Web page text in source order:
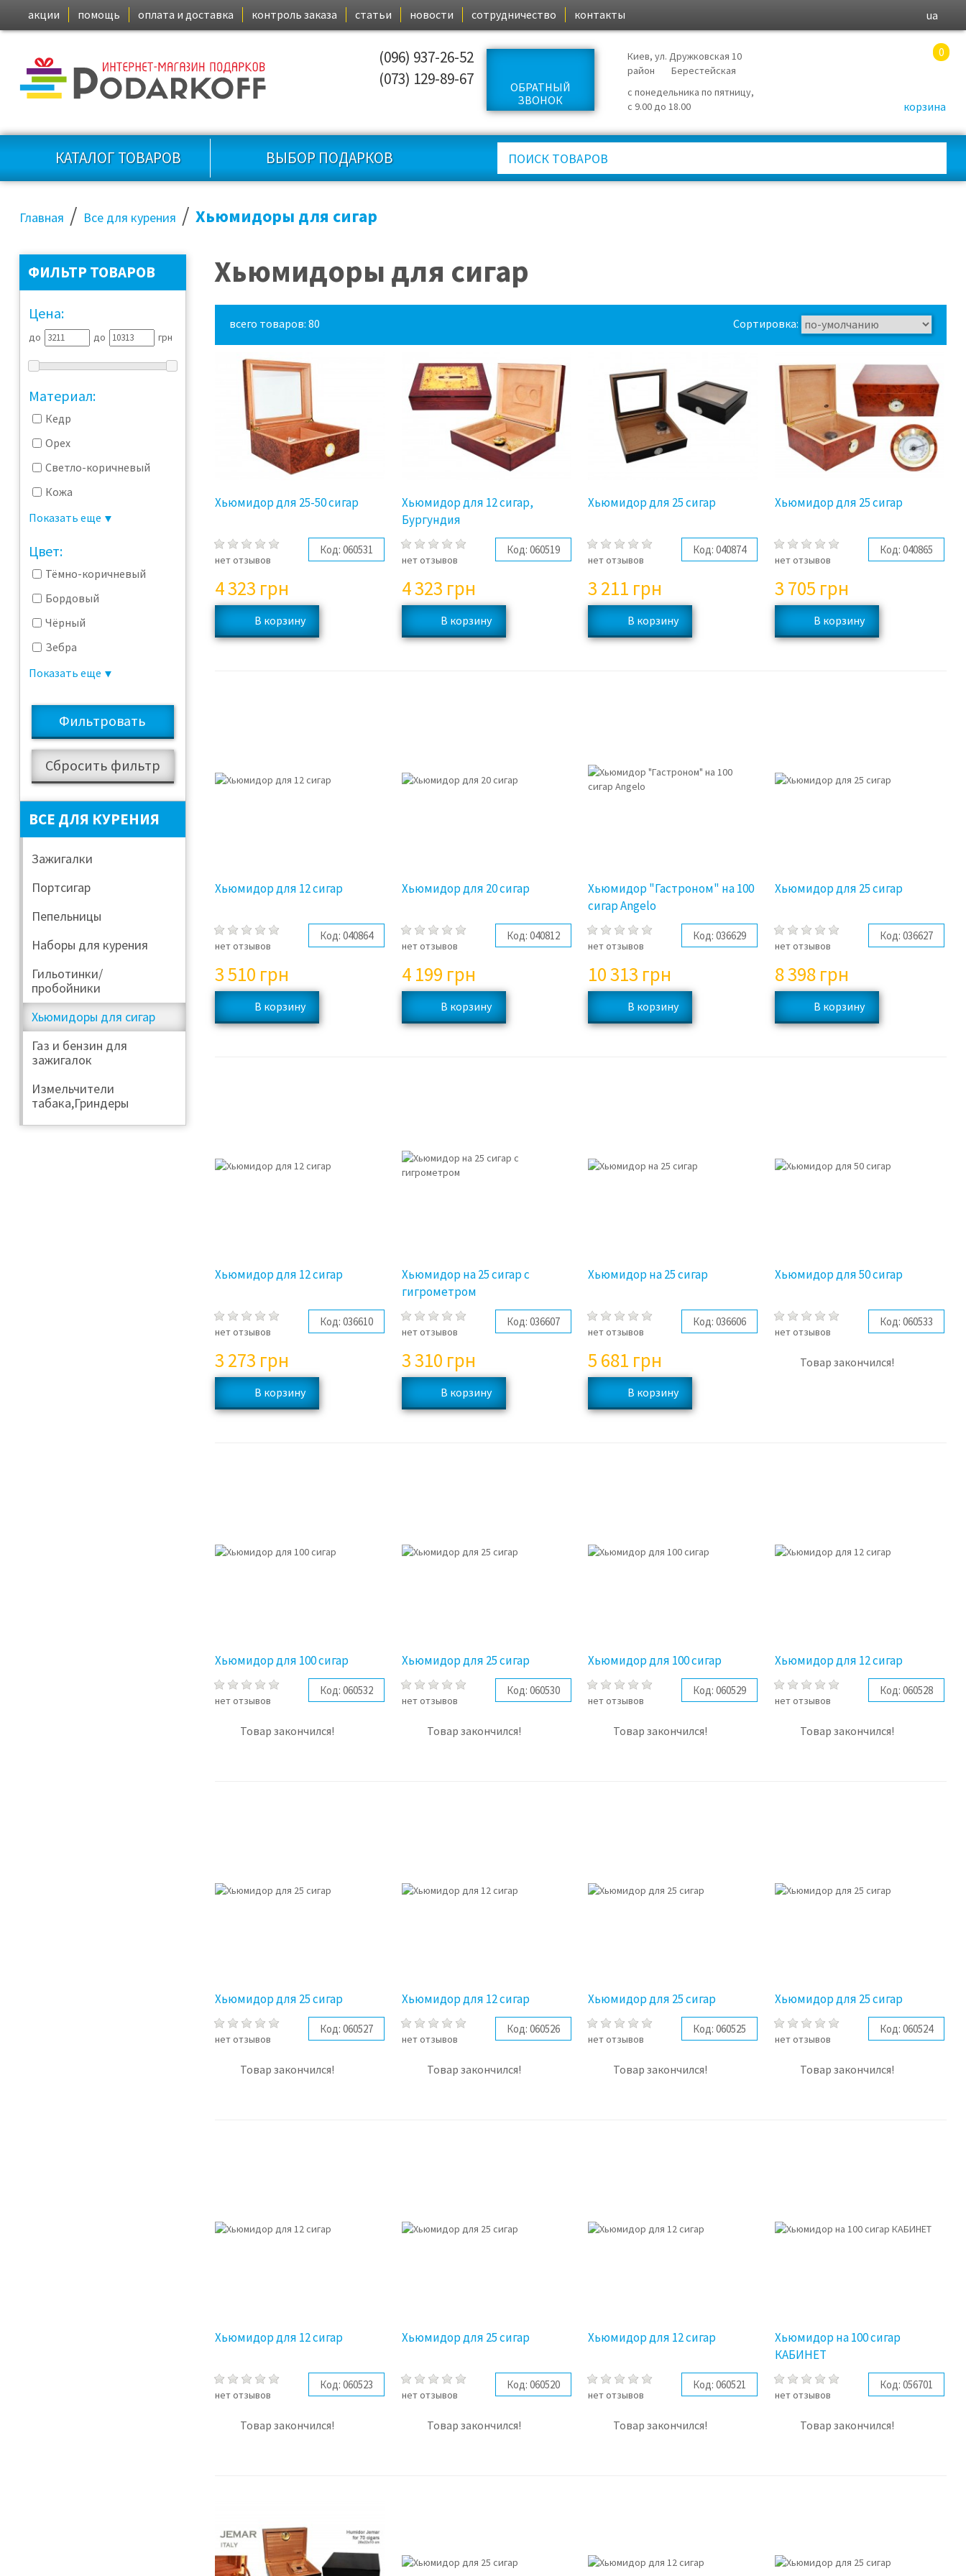
акции помощь оплата и доставка контроль заказа статьи новости сотрудничество контакты ua
(096) 937-26-52
(073) 129-89-67
ОБРАТНЫЙ
ЗВОНОК
Киев, ул. Дружковская 10
район
Берестейская
с понедельника по пятницу,
с 9.00 до 18.00
0
корзина
КАТАЛОГ ТОВАРОВ ВЫБОР ПОДАРКОВ
Главная / Все для курения / Хьюмидоры для сигар
ФИЛЬТР ТОВАРОВ
Цена:
до до грн
Материал:
Кедр
Орех
Светло-коричневый
Кожа
Пластик
Показать еще
Цвет:
Тёмно-коричневый
Бордовый
Чёрный
Зебра
Светло-коричневый
Коричневый
Красный
Вишня
Жёлтый
Показать еще
ВСЕ ДЛЯ КУРЕНИЯ
Зажигалки
Портсигар
Пепельницы
Наборы для курения
Гильотинки/
пробойники
Хьюмидоры для сигар
Газ и бензин для
зажигалок
Измельчители
табака,Гриндеры
Хьюмидоры для сигар
всего товаров: 80 Сортировка:
Хьюмидор для 25-50 сигар
нет отзывов
Код: 060531
4 323 грн
Хьюмидор для 12 сигар,
Бургундия
нет отзывов
Код: 060519
4 323 грн
Хьюмидор для 25 сигар
нет отзывов
Код: 040874
3 211 грн
Хьюмидор для 25 сигар
нет отзывов
Код: 040865
3 705 грн
Хьюмидор для 12 сигар
нет отзывов
Код: 040864
3 510 грн
Хьюмидор для 20 сигар
нет отзывов
Код: 040812
4 199 грн
Хьюмидор "Гастроном" на 100
сигар Angelo
нет отзывов
Код: 036629
10 313 грн
Хьюмидор для 25 сигар
нет отзывов
Код: 036627
8 398 грн
Хьюмидор для 12 сигар
нет отзывов
Код: 036610
3 273 грн
Хьюмидор на 25 сигар с
гигрометром
нет отзывов
Код: 036607
3 310 грн
Хьюмидор на 25 сигар
нет отзывов
Код: 036606
5 681 грн
Хьюмидор для 50 сигар
нет отзывов
Код: 060533
Товар закончился!
Хьюмидор для 100 сигар
нет отзывов
Код: 060532
Товар закончился!
Хьюмидор для 25 сигар
нет отзывов
Код: 060530
Товар закончился!
Хьюмидор для 100 сигар
нет отзывов
Код: 060529
Товар закончился!
Хьюмидор для 12 сигар
нет отзывов
Код: 060528
Товар закончился!
Хьюмидор для 25 сигар
нет отзывов
Код: 060527
Товар закончился!
Хьюмидор для 12 сигар
нет отзывов
Код: 060526
Товар закончился!
Хьюмидор для 25 сигар
нет отзывов
Код: 060525
Товар закончился!
Хьюмидор для 25 сигар
нет отзывов
Код: 060524
Товар закончился!
Хьюмидор для 12 сигар
нет отзывов
Код: 060523
Товар закончился!
Хьюмидор для 25 сигар
нет отзывов
Код: 060520
Товар закончился!
Хьюмидор для 12 сигар
нет отзывов
Код: 060521
Товар закончился!
Хьюмидор на 100 сигар
КАБИНЕТ
нет отзывов
Код: 056701
Товар закончился!